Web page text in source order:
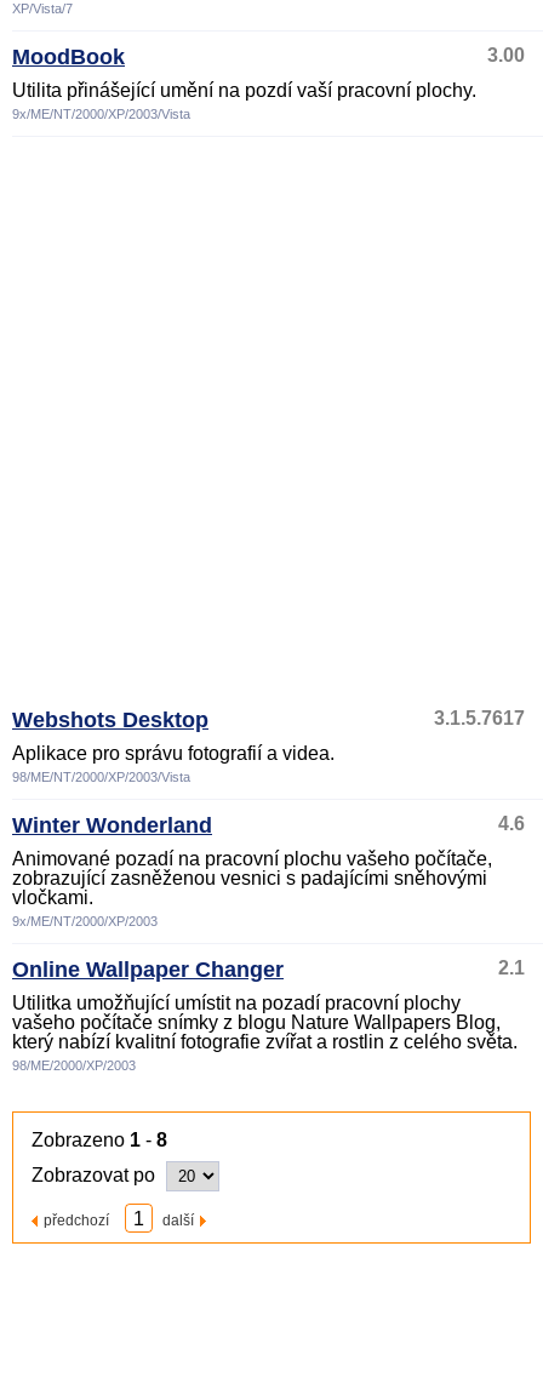
XP/Vista/7
MoodBook
3.00
Utilita přinášející umění na pozdí vaší pracovní plochy.
9x/ME/NT/2000/XP/2003/Vista
Webshots Desktop
3.1.5.7617
Aplikace pro správu fotografií a videa.
98/ME/NT/2000/XP/2003/Vista
Winter Wonderland
4.6
Animované pozadí na pracovní plochu vašeho počítače,
zobrazující zasněženou vesnici s padajícími sněhovými
vločkami.
9x/ME/NT/2000/XP/2003
Online Wallpaper Changer
2.1
Utilitka umožňující umístit na pozadí pracovní plochy
vašeho počítače snímky z blogu Nature Wallpapers Blog,
který nabízí kvalitní fotografie zvířat a rostlin z celého světa.
98/ME/2000/XP/2003
Zobrazeno 1 - 8
Zobrazovat po
předchozí 1 další